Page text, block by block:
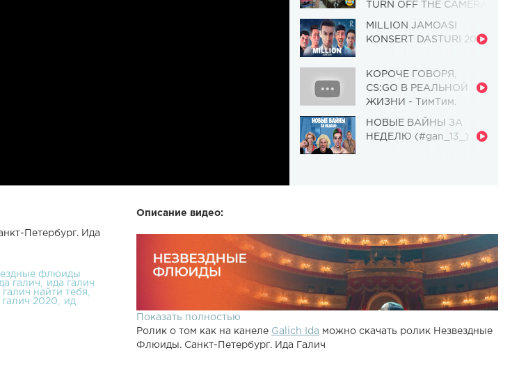
TURN OFF THE CAMERA
Чудовище] (Выпуск 110)
MILLION JAMOASI
KONSERT DASTURI 2019
КОРОЧЕ ГОВОРЯ,
CS:GO В РЕАЛЬНОЙ
ЖИЗНИ - ТимТим.
НОВЫЕ ВАЙНЫ ЗА
НЕДЕЛЮ (#gan_13_)
Описание видео:
Показать полностью
Ролик о том как на канеле Galich Ida можно скачать ролик Незвездные
Флюиды. Санкт-Петербург. Ида Галич
Петербург. Ида
флюиды
галич
ида галич
галич найти тебя
галич 2020 ид